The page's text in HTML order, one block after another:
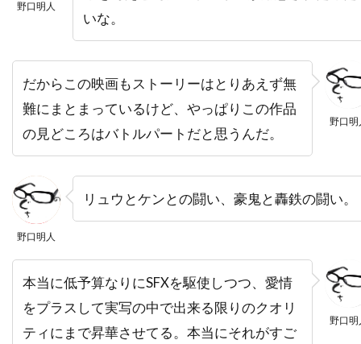
ハスケル・ウェクスラー
ハビエル・アギーレサロベ
ハビエル・サルモネス
ハピネス・ディストリビューション
ハラルド・クローサー
ハリエット・サンソム・ハリス
ハリー・ギルバート
ハリー・ケイト・アイゼンバーグ
ハリー・ケラミダス
ハリー・コニック・Jr
野口明人
いな。
野口明
だからこの映画もストーリーはとりあえず無
難にまとまっているけど、やっぱりこの作品
の見どころはバトルパートだと思うんだ。
野口明人
リュウとケンとの闘い、豪鬼と轟鉄の闘い。
野口明
本当に低予算なりにSFXを駆使しつつ、愛情
をプラスして実写の中で出来る限りのクオリ
ティにまで昇華させてる。本当にそれがすご